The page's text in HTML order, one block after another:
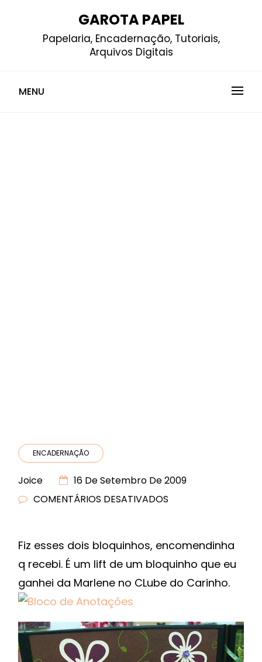
GAROTA PAPEL
Papelaria, Encadernação, Tutoriais,
Arquivos Digitais
MENU
ENCADERNAÇÃO
Joice
16 De Setembro De 2009
COMENTÁRIOS DESATIVADOS
Fiz esses dois bloquinhos, encomendinha
q recebi. É um lift de um bloquinho que eu
ganhei da Marlene no CLube do Carinho.